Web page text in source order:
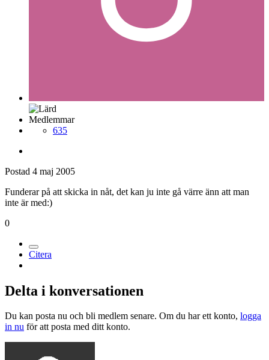
Medlemmar
635
Postad 4 maj 2005
Funderar på att skicka in nåt, det kan ju inte gå värre änn att man
inte är med:)
0
Citera
Delta i konversationen
Du kan posta nu och bli medlem senare. Om du har ett konto, logga
in nu för att posta med ditt konto.